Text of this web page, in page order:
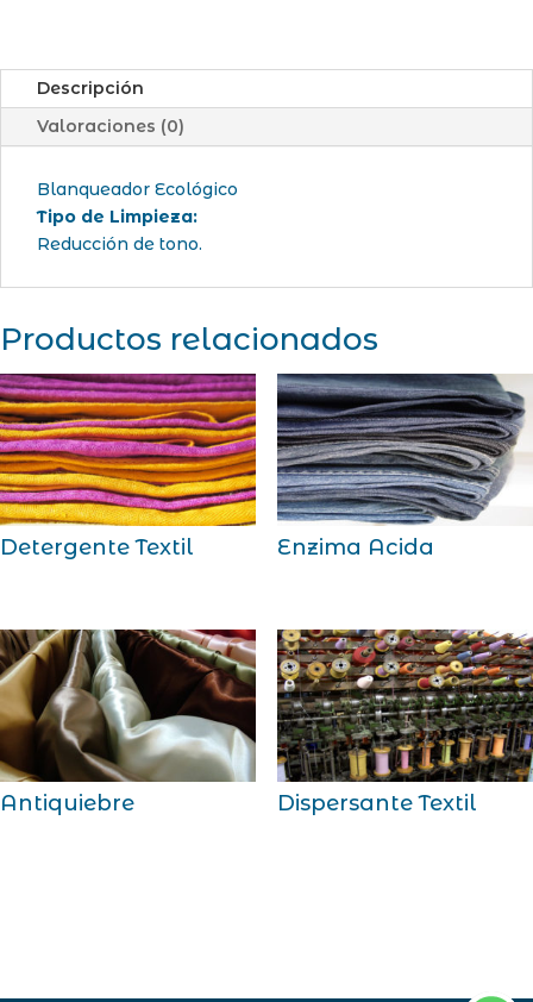
Descripción
Valoraciones (0)
Blanqueador Ecológico
Tipo de Limpieza:
Reducción de tono.
Productos relacionados
Detergente Textil Enzima Acida
Antiquiebre Dispersante Textil